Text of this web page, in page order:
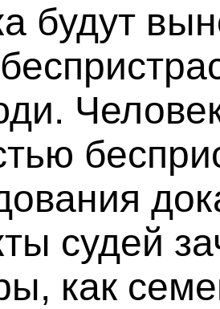
будут
судей
как